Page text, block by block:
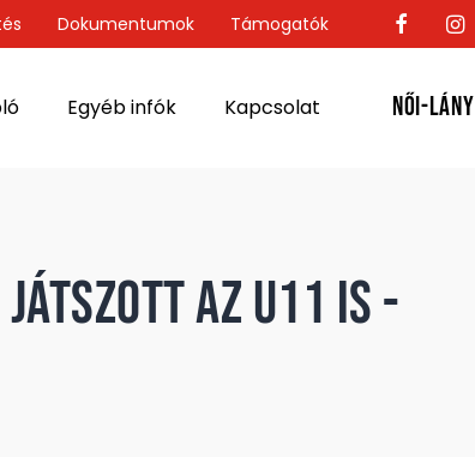
Dokumentumok Támogatók
NŐI-
Egyéb infók Kapcsolat
az U11 is -